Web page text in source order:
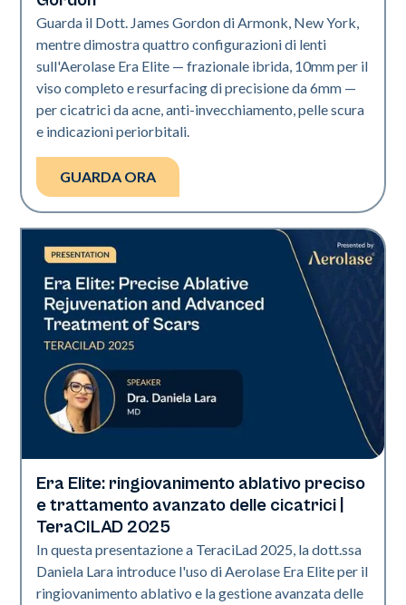
Guarda il Dott. James Gordon di Armonk, New York,
mentre dimostra quattro configurazioni di lenti
sull'Aerolase Era Elite — frazionale ibrida, 10mm per il
viso completo e resurfacing di precisione da 6mm —
per cicatrici da acne, anti-invecchiamento, pelle scura
e indicazioni periorbitali.
GUARDA ORA
Era Elite
Era Elite: ringiovanimento ablativo preciso
e trattamento avanzato delle cicatrici |
TeraCILAD 2025
In questa presentazione a TeraciLad 2025, la dott.ssa
Daniela Lara introduce l'uso di Aerolase Era Elite per il
ringiovanimento ablativo e la gestione avanzata delle